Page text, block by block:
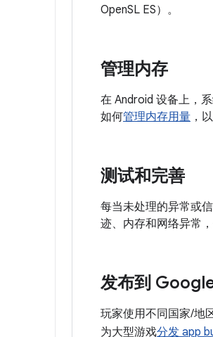
OpenSL ES）。
管理内存
在 Android 设备上，
如何管理内存用量 ，
测试和完善
每当未处理的异常或
迹、内存和网络异常
发布到
玩家使用不同国家/地
为大型游戏分发 app